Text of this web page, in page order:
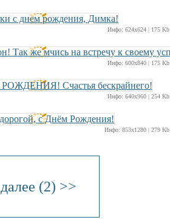
Инфо: 624х624 | 175 Kb
Инфо: 600х840 | 175 Kb
Инфо: 640х960 | 254 Kb
Инфо: 853х1280 | 279 Kb
далее (2) >>